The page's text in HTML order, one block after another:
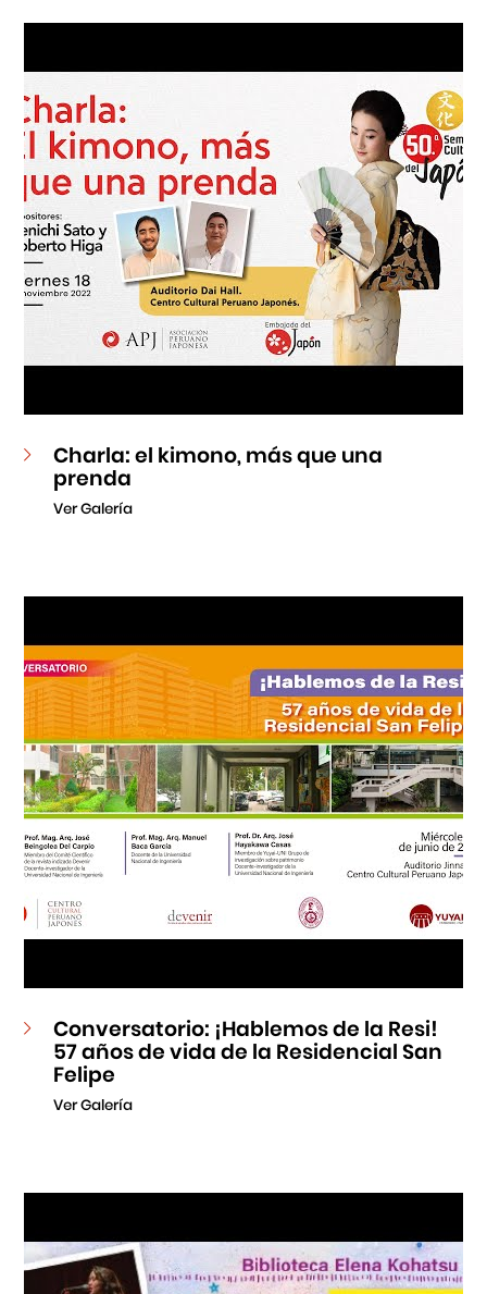
Museo de la Inmigración Japonesa
Fondo Editorial
Teatro Peruano Japonés
Charla: el kimono, más que una
prenda
Ver Galería
Conversatorio: ¡Hablemos de la Resi!
57 años de vida de la Residencial San
Felipe
Ver Galería